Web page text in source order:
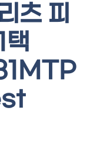
츠 피
택